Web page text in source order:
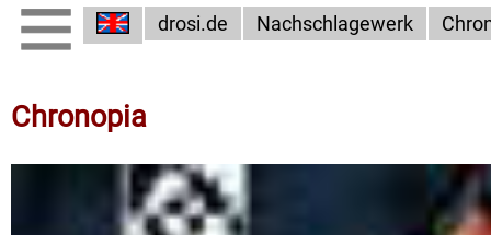
drosi.de Nachschlagewerk
Chronopia